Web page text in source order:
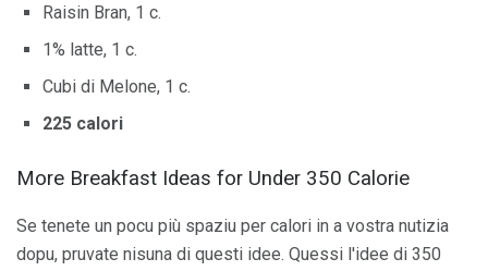
Raisin Bran, 1 c.
1% latte, 1 c.
Cubi di Melone, 1 c.
225 calori
More Breakfast Ideas for Under 350 Calorie
Se tenete un pocu più spaziu per calori in a vostra nutizia
dopu, pruvate nisuna di questi idee. Quessi l'idee di 350